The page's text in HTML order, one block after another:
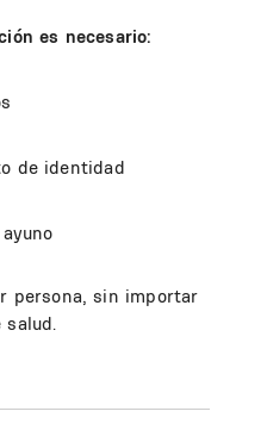
es necesario:
de identidad
persona, sin importar
salud.